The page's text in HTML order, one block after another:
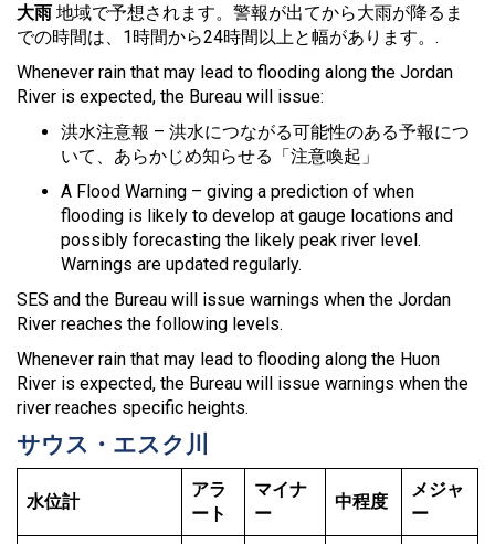
大雨 地域で予想されます。警報が出てから大雨が降るま
での時間は、1時間から24時間以上と幅があります。.
Whenever rain that may lead to flooding along the Jordan
River is expected, the Bureau will issue:
洪水注意報 – 洪水につながる可能性のある予報につ
いて、あらかじめ知らせる「注意喚起」
A Flood Warning – giving a prediction of when
flooding is likely to develop at gauge locations and
possibly forecasting the likely peak river level.
Warnings are updated regularly.
SES and the Bureau will issue warnings when the Jordan
River reaches the following levels.
Whenever rain that may lead to flooding along the Huon
River is expected, the Bureau will issue warnings when the
river reaches specific heights.
サウス・エスク川
水位計
アラ
ート
マイナ
ー
中程度
メジャ
ー